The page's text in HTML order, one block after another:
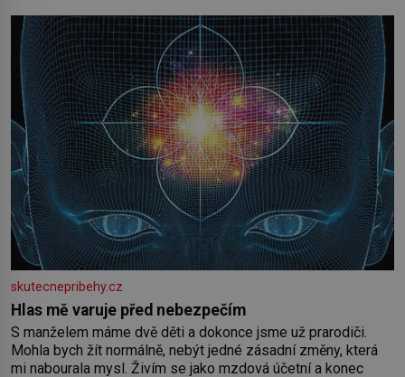
skutecnepribehy.cz
Hlas mě varuje před nebezpečím
S manželem máme dvě děti a dokonce jsme už prarodiči.
Mohla bych žít normálně, nebýt jedné zásadní změny, která
mi nabourala mysl. Živím se jako mzdová účetní a konec